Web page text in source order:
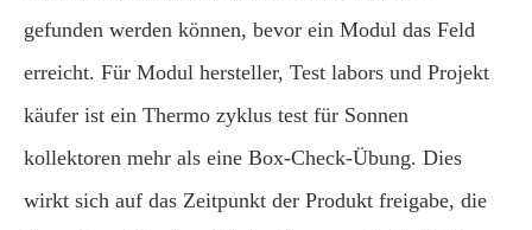
gefunden werden können, bevor ein Modul das Feld
erreicht. Für Modul hersteller, Test labors und Projekt
käufer ist ein Thermo zyklus test für Sonnen
kollektoren mehr als eine Box-Check-Übung. Dies
wirkt sich auf das Zeitpunkt der Produkt freigabe, die